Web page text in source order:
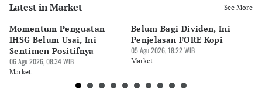
Latest in Market See More
Momentum Penguatan
IHSG Belum Usai, Ini
Sentimen Positifnya
06 Agu 2026, 08:34 WIB
Market
Belum Bagi Dividen, Ini
Penjelasan FORE Kopi
05 Agu 2026, 18:22 WIB
Market